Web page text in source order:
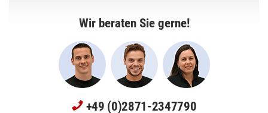
Wir beraten Sie gerne!
+49 (0)2871-2347790